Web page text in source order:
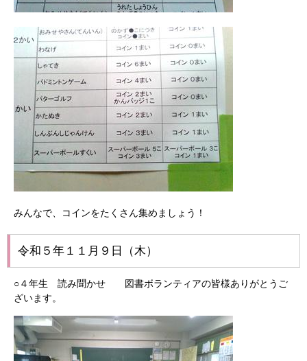
みんなで、コインをたくさん集めましょう！
令和５年１１月９日（木）
○４年生 読み聞かせ 図書ボランティアの皆様ありがとうご
ざいます。